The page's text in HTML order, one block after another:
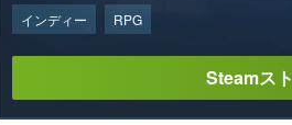
インディー RPG
Steamス